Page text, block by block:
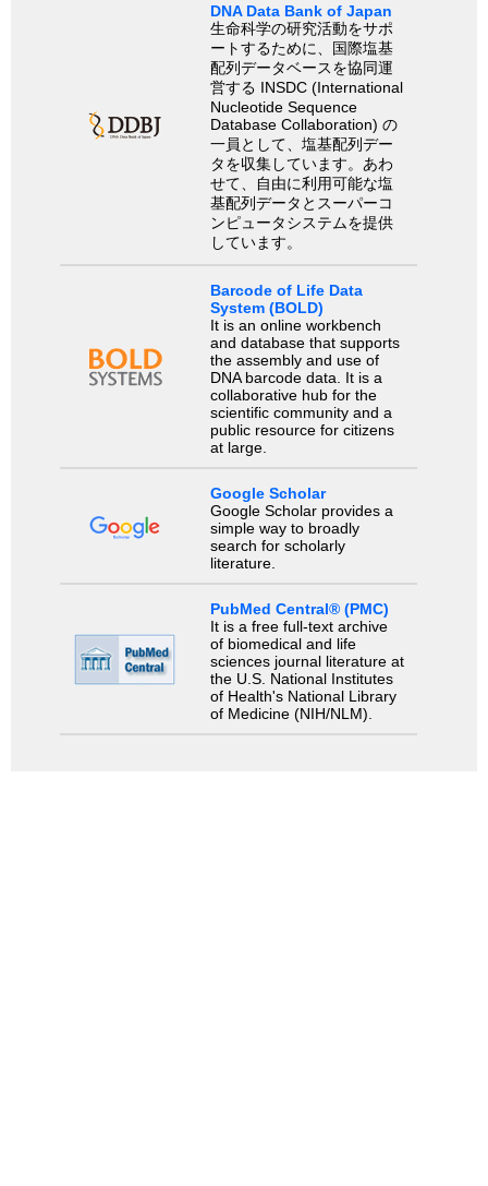
DNA Data Bank of Japan
生命科学の研究活動をサポ
ートするために、国際塩基
配列データベースを協同運
営する INSDC (International
Nucleotide Sequence
Database Collaboration) の
一員として、塩基配列デー
タを収集しています。あわ
せて、自由に利用可能な塩
基配列データとスーパーコ
ンピュータシステムを提供
しています。
Barcode of Life Data
System (BOLD)
It is an online workbench
and database that supports
the assembly and use of
DNA barcode data. It is a
collaborative hub for the
scientific community and a
public resource for citizens
at large.
Google Scholar
Google Scholar provides a
simple way to broadly
search for scholarly
literature.
PubMed Central® (PMC)
It is a free full-text archive
of biomedical and life
sciences journal literature at
the U.S. National Institutes
of Health's National Library
of Medicine (NIH/NLM).